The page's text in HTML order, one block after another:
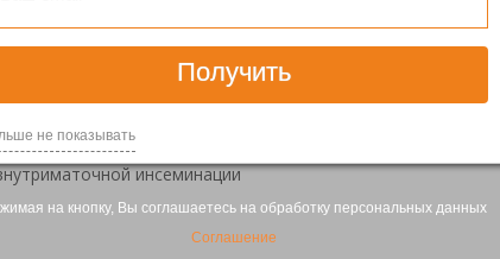
Получить
не показывать
на кнопку, Вы соглашаетесь на обработку персональных данных
Соглашение
— отбор сперматозоидов нового
"Философия жизни" введена в использование
– это новое эффективное направление в обработке и
к процедурам оплодотворения (IVF, ICSI), криоконсервации
инсеминации